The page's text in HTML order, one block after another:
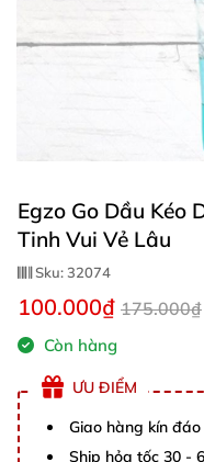
Egzo Go Dầu Kéo
Tinh Vui Vẻ Lâu
Sku:32074
100.000₫ 175.000₫
Còn hàng
ƯU ĐIỂM
Giao hàng kín
Ship hỏa tốc 30 -